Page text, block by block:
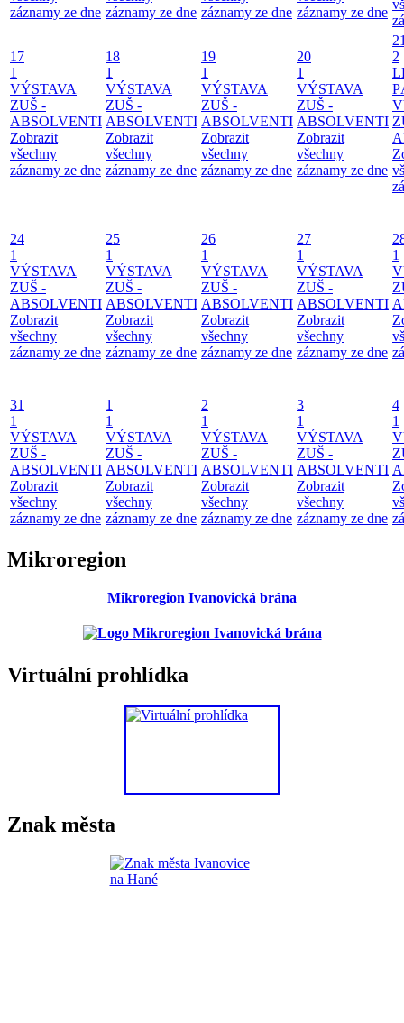
záznamy ze dne záznamy ze dne záznamy ze dne záznamy ze dne
17
1
VÝSTAVA
ZUŠ -
ABSOLVENTI
Zobrazit
všechny
záznamy ze dne
18
1
VÝSTAVA
ZUŠ -
ABSOLVENTI
Zobrazit
všechny
záznamy ze dne
19
1
VÝSTAVA
ZUŠ -
ABSOLVENTI
Zobrazit
všechny
záznamy ze dne
20
1
VÝSTAVA
ZUŠ -
ABSOLVENTI
Zobrazit
všechny
záznamy ze dne
2
24
1
VÝSTAVA
ZUŠ -
ABSOLVENTI
Zobrazit
všechny
záznamy ze dne
25
1
VÝSTAVA
ZUŠ -
ABSOLVENTI
Zobrazit
všechny
záznamy ze dne
26
1
VÝSTAVA
ZUŠ -
ABSOLVENTI
Zobrazit
všechny
záznamy ze dne
27
1
VÝSTAVA
ZUŠ -
ABSOLVENTI
Zobrazit
všechny
záznamy ze dne
1
31
1
VÝSTAVA
ZUŠ -
ABSOLVENTI
Zobrazit
všechny
záznamy ze dne
1
1
VÝSTAVA
ZUŠ -
ABSOLVENTI
Zobrazit
všechny
záznamy ze dne
2
1
VÝSTAVA
ZUŠ -
ABSOLVENTI
Zobrazit
všechny
záznamy ze dne
3
1
VÝSTAVA
ZUŠ -
ABSOLVENTI
Zobrazit
všechny
záznamy ze dne
4
1
Mikroregion
Mikroregion Ivanovická brána
Virtuální prohlídka
Znak města